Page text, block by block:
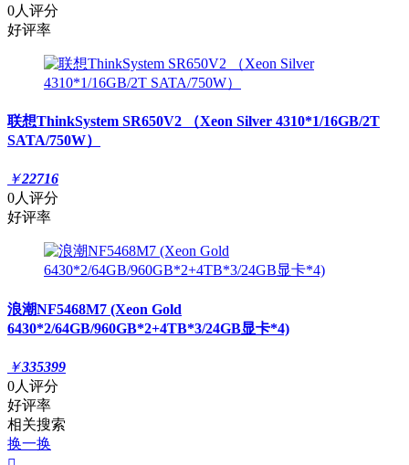
0人评分
好评率
联想ThinkSystem SR650V2 （Xeon Silver 4310*1/16GB/2T
SATA/750W）
￥22716
0人评分
好评率
浪潮NF5468M7 (Xeon Gold
6430*2/64GB/960GB*2+4TB*3/24GB显卡*4)
￥335399
0人评分
好评率
相关搜索
换一换